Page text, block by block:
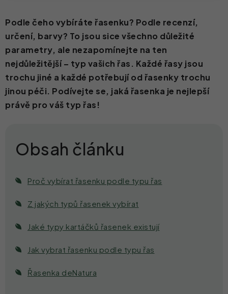
Kontakt
Podle čeho vybíráte řasenku? Podle recenzí,
určení, barvy? To jsou sice všechno důležité
parametry, ale nezapomínejte na ten
nejdůležitější – typ vašich řas. Každé řasy jsou
trochu jiné a každé potřebují od řasenky trochu
jinou péči. Podívejte se, jaká řasenka je nejlepší
právě pro váš typ řas!
Proč vybírat řasenku podle typu řas
Z jakých typů řasenek vybírat
Jaké typy kartáčků řasenek existují
Jak vybrat řasenku podle typu řas
Řasenka deNatura